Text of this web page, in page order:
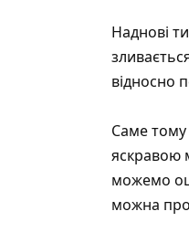
Наднові
відносно
Саме тому
яскравою
можемо
можна